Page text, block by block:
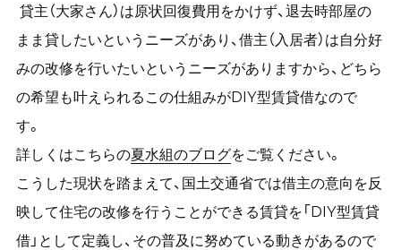
貸主（大家さん）は原状回復費用をかけず、退去時部屋の
まま貸したいというニーズがあり、借主（入居者）は自分好
みの改修を行いたいというニーズがありますから、どちら
の希望も叶えられるこの仕組みがDIY型賃貸借なので
す。
詳しくはこちらの夏水組のブログをご覧ください。
こうした現状を踏まえて、国土交通省では借主の意向を反
映して住宅の改修を行うことができる賃貸を「DIY型賃貸
借」として定義し、その普及に努めている動きがあるので